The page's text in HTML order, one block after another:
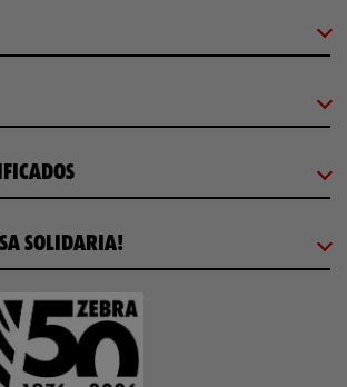
SOLIDARIA!